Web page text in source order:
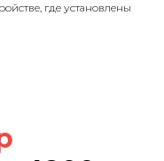
где установлены